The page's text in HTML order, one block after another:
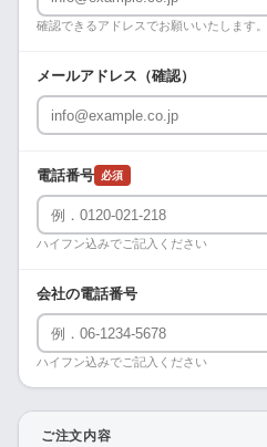
確認できるアドレスでお願いいたします。
メールアドレス（確認）
電話番号 必須
ハイフン込みでご記入ください
会社の電話番号
ハイフン込みでご記入ください
ご注文内容